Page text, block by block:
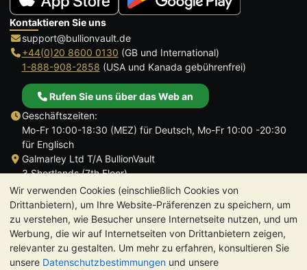
Wir verwenden Cookies (einschließlich Cookies von
Drittanbietern), um Ihre Website-Präferenzen zu speichern, um
zu verstehen, wie Besucher unsere Internetseite nutzen, und um
Werbung, die wir auf Internetseiten von Drittanbietern zeigen,
relevanter zu gestalten. Um mehr zu erfahren, konsultieren Sie
unsere Datenschutzbestimmungen und unsere
Kontaktieren Sie uns
support@bullionvault.de
+44(0)20 8600 0130 (GB und International)
1-888-908-2858 (USA und Kanada gebührenfrei)
Rufen Sie uns über das Web an
Geschäftszeiten:
Mo-Fr 10:00-18:30 (MEZ) für Deutsch, Mo-Fr 10:00 -20:30
für Englisch
Galmarley Ltd T/A BullionVault
3 Shortlands (7th Floor)
Hammersmith
London
W6 8DA
Großbritannien